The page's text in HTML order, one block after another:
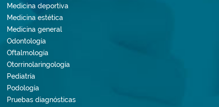
Medicina deportiva
Medicina estética
Medicina general
Odontología
Oftalmología
Otorrinolaringología
Pediatría
Podología
Pruebas diagnósticas